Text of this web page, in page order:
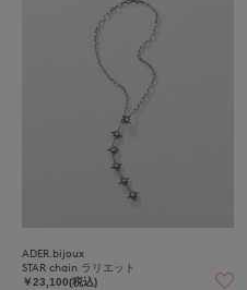
ADER.bijoux
STAR chain ラリエット
￥23,100(税込)